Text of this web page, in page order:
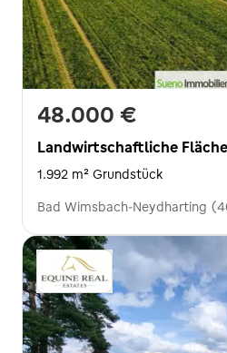
48.000 €
Landwirtschaftliche
1.992 m² Grundstück
Bad Wimsbach-Neydharting